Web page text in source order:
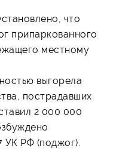
что
припаркованного
местному
выгорела
пострадавших
2 000 000
УК РФ (поджог).